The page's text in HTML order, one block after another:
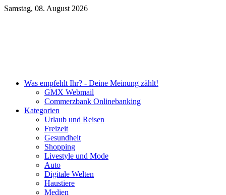
Samstag, 08. August 2026
Was empfehlt Ihr? - Deine Meinung zählt!
GMX Webmail
Commerzbank Onlinebanking
Kategorien
Urlaub und Reisen
Freizeit
Gesundheit
Shopping
Livestyle und Mode
Auto
Digitale Welten
Haustiere
Medien